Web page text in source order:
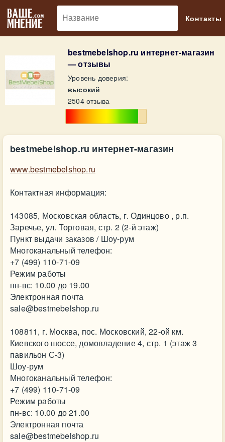
Контакты
bestmebelshop.ru интернет-магазин
— отзывы
Уровень доверия:
высокий
2504 отзыва
bestmebelshop.ru интернет-магазин
www.bestmebelshop.ru
Контактная информация:
143085, Московская область, г. Одинцово , р.п.
Заречье, ул. Торговая, стр. 2 (2-й этаж)
Пункт выдачи заказов / Шоу-рум
Многоканальный телефон:
+7 (499) 110-71-09
Режим работы
пн-вс: 10.00 до 19.00
Электронная почта
sale@bestmebelshop.ru
108811, г. Москва, пос. Московский, 22-ой км.
Киевского шоссе, домовладение 4, стр. 1 (этаж 3
павильон С-3)
Шоу-рум
Многоканальный телефон:
+7 (499) 110-71-09
Режим работы
пн-вс: 10.00 до 21.00
Электронная почта
sale@bestmebelshop.ru